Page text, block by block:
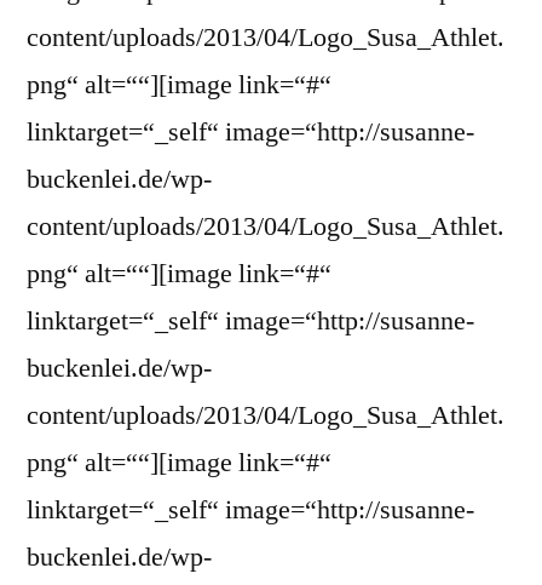
content/uploads/2013/04/Logo_Susa_Athlet.
png“ alt=““][image link=“#“
linktarget=“_self“ image=“http://susanne-
buckenlei.de/wp-
content/uploads/2013/04/Logo_Susa_Athlet.
png“ alt=““][image link=“#“
linktarget=“_self“ image=“http://susanne-
buckenlei.de/wp-
content/uploads/2013/04/Logo_Susa_Athlet.
png“ alt=““][image link=“#“
linktarget=“_self“ image=“http://susanne-
buckenlei.de/wp-